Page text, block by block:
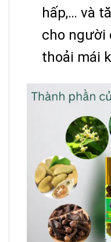
hấp,… và
cho người
thoải mái